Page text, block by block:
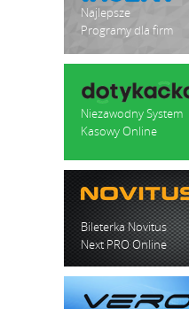
Najlepsze
Programy dla firm
Niezawodny System
Kasowy Online
Bileterka Novitus
Next PRO Online